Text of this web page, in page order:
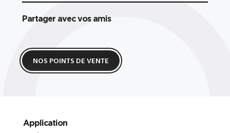
Partager avec vos amis
NOS POINTS DE VENTE
Application